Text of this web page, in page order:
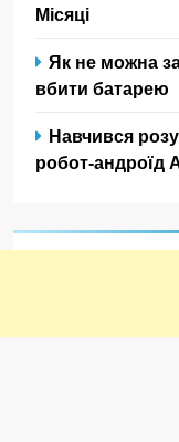
Місяці
Як не можна
вбити батарею
Навчився
робот-андроїд